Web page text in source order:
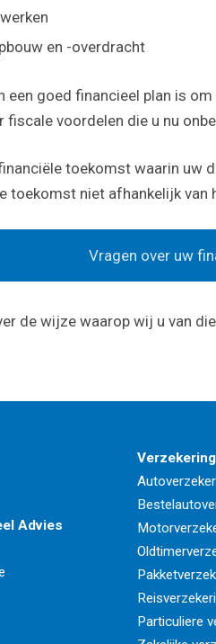
en -overdracht
een goed financieel plan is
fiscale voordelen die u nu
toekomst waarin uw
toekomst niet afhankelijk van
Vragen over uw
de wijze waarop wij u van
Advies
Particuliere